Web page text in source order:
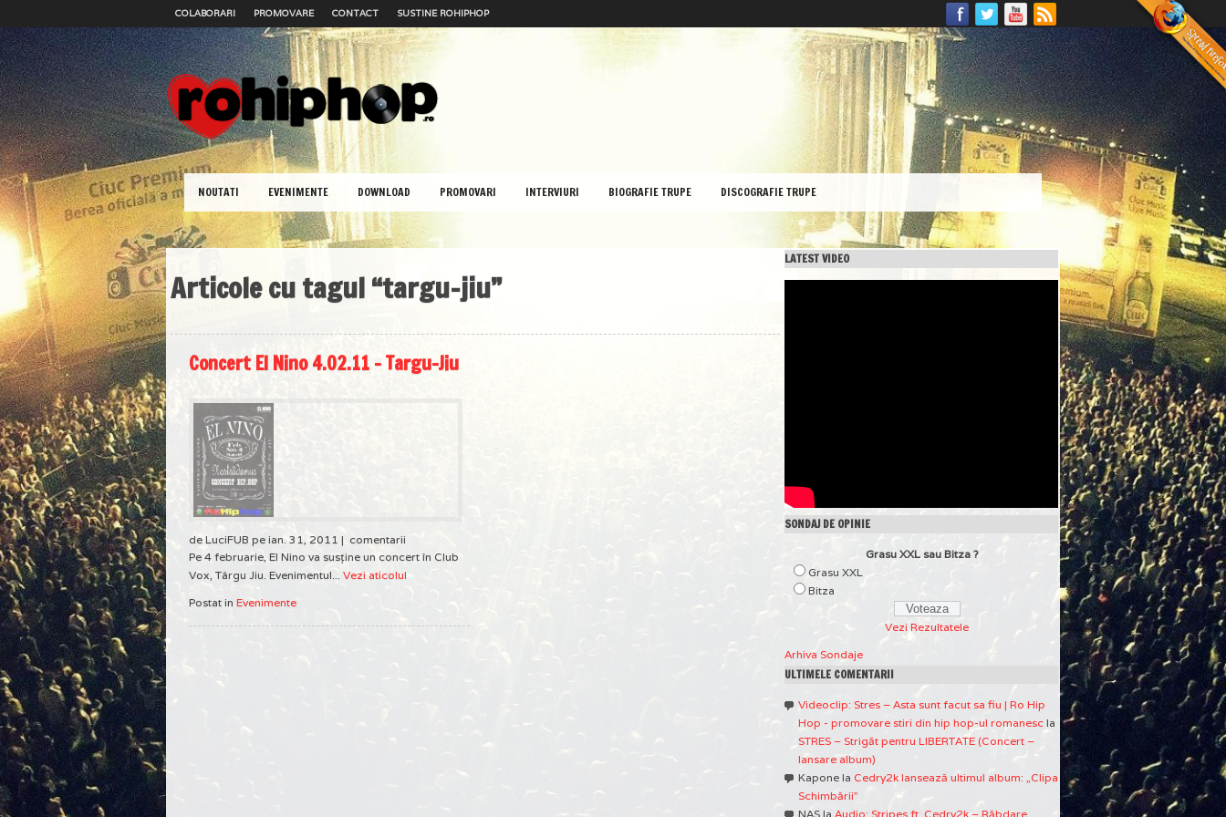
COLABORARI PROMOVARE CONTACT SUSTINE ROHIPHOP
NOUTATI EVENIMENTE DOWNLOAD PROMOVARI INTERVIURI BIOGRAFIE TRUPE DISCOGRAFIE TRUPE
Articole cu tagul “targu-jiu”
Concert El Nino 4.02.11 – Targu-Jiu
de LuciFUB pe ian. 31, 2011 | comentarii
Pe 4 februarie, El Nino va susţine un concert în Club
Vox, Târgu Jiu. Evenimentul... Vezi aticolul
Postat in Evenimente
LATEST VIDEO
SONDAJ DE OPINIE
Grasu XXL sau Bitza ?
Grasu XXL
Bitza
Vezi Rezultatele
Arhiva Sondaje
ULTIMELE COMENTARII
Videoclip: Stres – Asta sunt facut sa fiu | Ro Hip
Hop - promovare stiri din hip hop-ul romanesc la
STRES – Strigăt pentru LIBERTATE (Concert –
lansare album)
Kapone la Cedry2k lansează ultimul album: „Clipa
Schimbării”
NAS la Audio: Stripes ft. Cedry2k – Răbdare